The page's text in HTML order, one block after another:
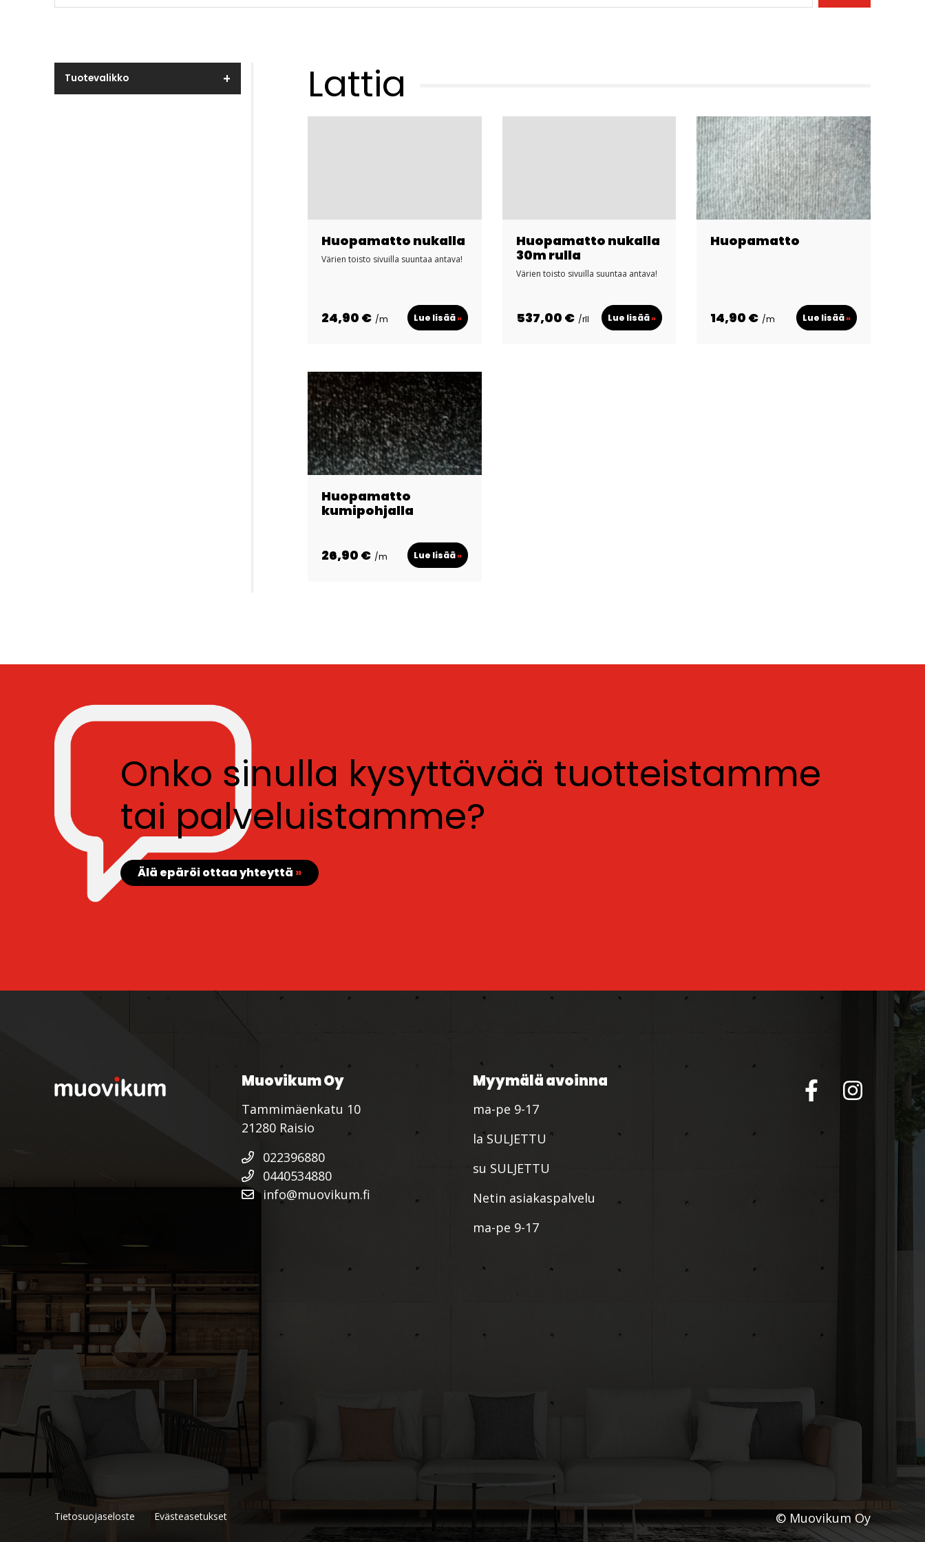
Tuotevalikko Lattia
Huopamatto nukalla
Värien toisto sivuilla suuntaa antava!
24,90 € /m Lue lisää»
Huopamatto nukalla
30m rulla
Värien toisto sivuilla suuntaa antava!
537,00 € /rll Lue lisää»
Huopamatto
14,90 € /m Lue lisää»
Huopamatto
kumipohjalla
26,90 € /m Lue lisää»
Onko sinulla kysyttävää tuotteistamme
tai palveluistamme?
Älä epäröi ottaa yhteyttä »
Muovikum Oy
Tammimäenkatu 10
21280 Raisio
022396880
0440534880
info@muovikum.fi
Myymälä avoinna
ma-pe 9-17
la SULJETTU
su SULJETTU
Netin asiakaspalvelu
ma-pe 9-17
Tietosuojaseloste Evästeasetukset © Muovikum Oy